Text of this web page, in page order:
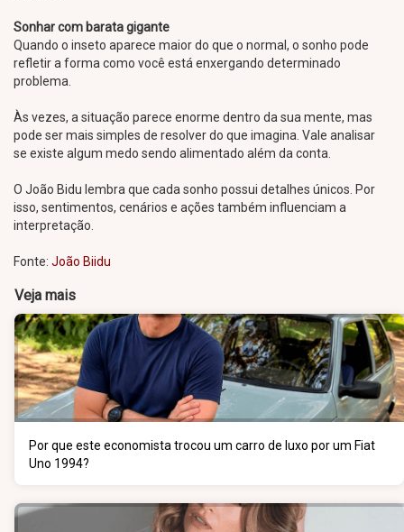
Sonhar com barata gigante
Quando o inseto aparece maior do que o normal, o sonho pode
refletir a forma como você está enxergando determinado
problema.
Às vezes, a situação parece enorme dentro da sua mente, mas
pode ser mais simples de resolver do que imagina. Vale analisar
se existe algum medo sendo alimentado além da conta.
O João Bidu lembra que cada sonho possui detalhes únicos. Por
isso, sentimentos, cenários e ações também influenciam a
interpretação.
Fonte: João Biidu
Veja mais
Por que este economista trocou um carro de luxo por um Fiat
Uno 1994?